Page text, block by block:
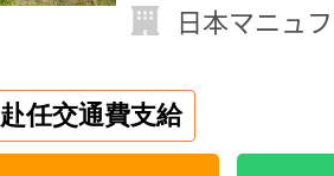
日本マニュ
赴任交通費支給